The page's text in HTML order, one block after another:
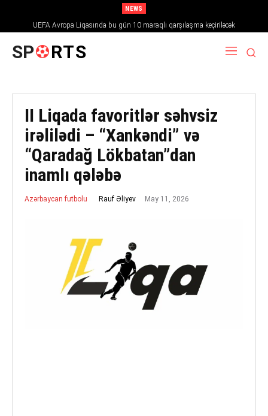
NEWS
UEFA Avropa Liqasında bu gün 10 maraqlı qarşılaşma keçiriləcək
SP RTS
II Liqada favoritlər səhvsiz
irəlilədi – “Xankəndi” və
“Qaradağ Lökbatan”dan
inamlı qələbə
Azərbaycan futbolu Rauf Əliyev May 11, 2026